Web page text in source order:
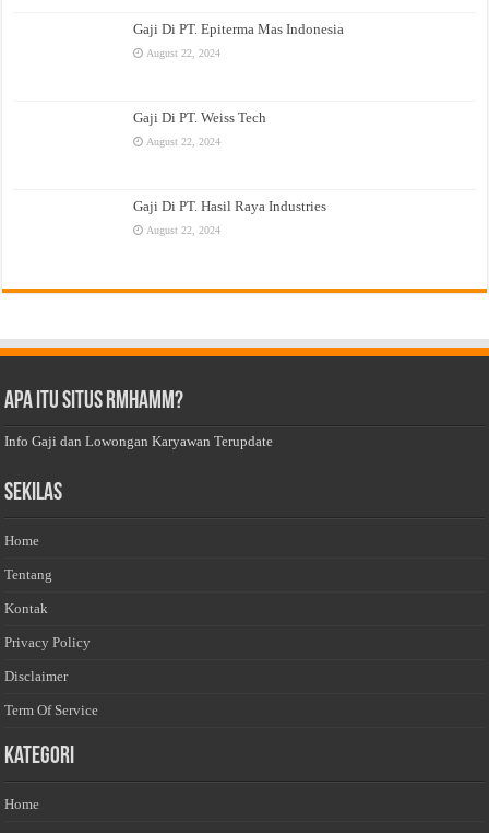
Gaji Di PT. Epiterma Mas Indonesia
August 22, 2024
Gaji Di PT. Weiss Tech
August 22, 2024
Gaji Di PT. Hasil Raya Industries
August 22, 2024
Apa Itu Situs Rmhamm?
Info Gaji dan Lowongan Karyawan Terupdate
Sekilas
Home
Tentang
Kontak
Privacy Policy
Disclaimer
Term Of Service
Kategori
Home